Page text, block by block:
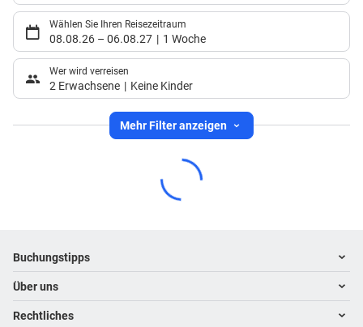
Wählen Sie Ihren Reisezeitraum
08.08.26 – 06.08.27 1 Woche
Wer wird verreisen
2 Erwachsene Keine Kinder
Mehr Filter anzeigen
Footer navigation
Buchungstipps
Warum im Reisebüro buchen
Hoteltipps
Über uns
Kontakt
Rechtliches